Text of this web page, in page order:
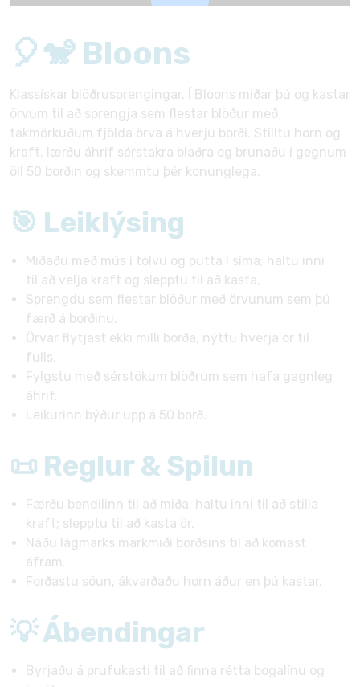
🎈🐒 Bloons
Klassískar blöðrusprengingar. Í Bloons miðar þú og kastar
örvum til að sprengja sem flestar blöður með
takmörkuðum fjölda örva á hverju borði. Stilltu horn og
kraft, lærðu áhrif sérstakra blaðra og brunaðu í gegnum
öll 50 borðin og skemmtu þér konunglega.
🎯 Leiklýsing
Miðaðu með mús í tölvu og putta í síma; haltu inni
til að velja kraft og slepptu til að kasta.
Sprengdu sem flestar blöður með örvunum sem þú
færð á borðinu.
Örvar flytjast ekki milli borða, nýttu hverja ör til
fulls.
Fylgstu með sérstökum blöðrum sem hafa gagnleg
áhrif.
Leikurinn býður upp á 50 borð.
📜 Reglur & Spilun
Færðu bendilinn til að miða; haltu inni til að stilla
kraft; slepptu til að kasta ör.
Náðu lágmarks markmiði borðsins til að komast
áfram.
Forðastu sóun, ákvarðaðu horn áður en þú kastar.
💡 Ábendingar
Byrjaðu á prufukasti til að finna rétta bogalínu og